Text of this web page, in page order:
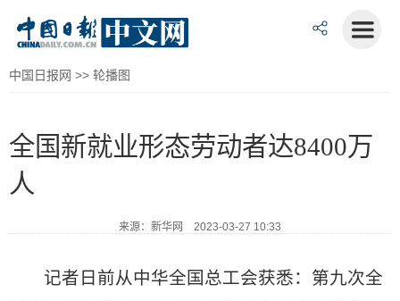
中国日报网 >> 轮播图
全国新就业形态劳动者达8400万
人
来源：新华网 2023-03-27 10:33
记者日前从中华全国总工会获悉：第九次全